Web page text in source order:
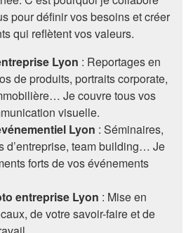
pour définir vos besoins et créer
qui reflètent vos valeurs.
Lyon : Reportages en
de produits, portraits corporate,
Je couvre tous vos
visuelle.
Lyon : Séminaires,
d’entreprise, team building… Je
forts de vos événements
entreprise Lyon : Mise en
de votre savoir-faire et de